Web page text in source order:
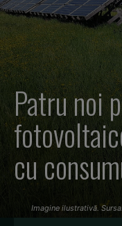
Patru noi
cu
Imagine ilustrativă.